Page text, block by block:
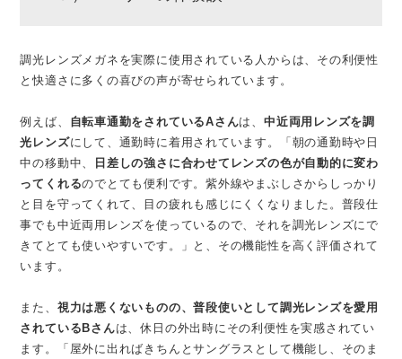
調光レンズメガネを実際に使用されている人からは、その利便性
と快適さに多くの喜びの声が寄せられています。
例えば、 自転車通勤をされているAさんは、 中近両用レンズを調
光レンズにして、通勤時に着用されています。「朝の通勤時や日
中の移動中、
日差しの強さに合わせてレンズの色が自動的に変わ
ってくれるのでとても便利です。紫外線やまぶしさからしっかり
と目を守ってくれて、目の疲れも感じにくくなりました。普段仕
事でも中近両用レンズを使っているので、それを調光レンズにで
きてとても使いやすいです。」と、その機能性を高く評価されて
います。
また、 視力は悪くないものの、普段使いとして調光レンズを愛用
されているBさんは、休日の外出時にその利便性を実感されてい
ます。「屋外に出ればきちんとサングラスとして機能し、そのま